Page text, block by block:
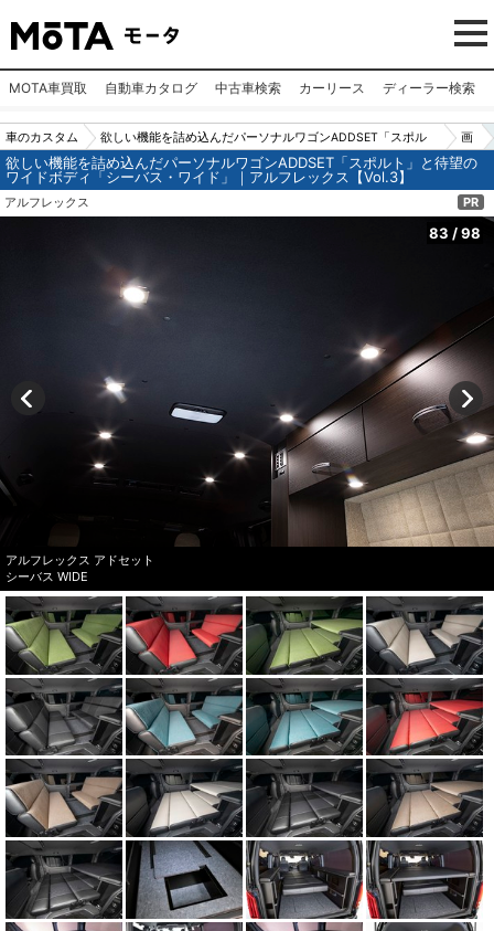
MOTA車買取 自動車カタログ 中古車検索 カーリース ディーラー検索
車のカスタム
パーツ（カー
用品）
欲しい機能を詰め込んだパーソナルワゴンADDSET「スポル
ト」と待望のワイドボディ「シーバス・ワイド」｜アルフレッ
クス【Vol.3】
画
像
N
o.8
3
欲しい機能を詰め込んだパーソナルワゴンADDSET「スポルト」と待望の
ワイドボディ「シーバス・ワイド」｜アルフレックス【Vol.3】
アルフレックス PR
83 /98
アルフレックス アドセット
シーバス WIDE